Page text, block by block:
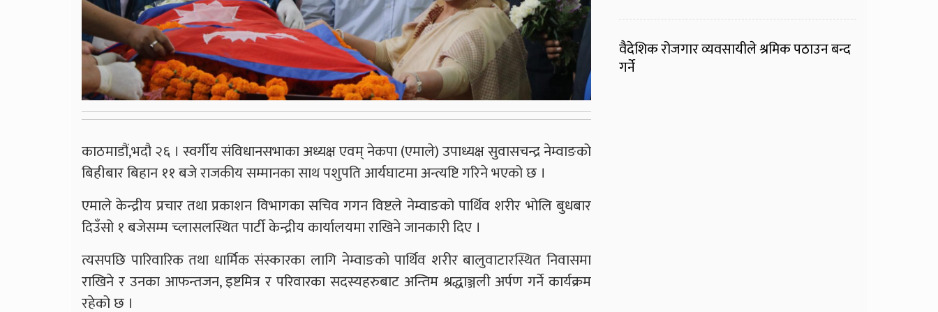
काठमाडौं,भदौ २६ । स्वर्गीय संविधानसभाका अध्यक्ष एवम् नेकपा (एमाले) उपाध्यक्ष सुवासचन्द्र नेम्वाङको
बिहीबार बिहान ११ बजे राजकीय सम्मानका साथ पशुपति आर्यघाटमा अन्त्यष्टि गरिने भएको छ ।
एमाले केन्द्रीय प्रचार तथा प्रकाशन विभागका सचिव गगन विष्टले नेम्वाङको पार्थिव शरीर भोलि बुधबार
दिउँसो १ बजेसम्म च्लासलस्थित पार्टी केन्द्रीय कार्यालयमा राखिने जानकारी दिए ।
त्यसपछि पारिवारिक तथा धार्मिक संस्कारका लागि नेम्वाङको पार्थिव शरीर बालुवाटारस्थित निवासमा
राखिने र उनका आफन्तजन, इष्टमित्र र परिवारका सदस्यहरुबाट अन्तिम श्रद्धाञ्जली अर्पण गर्ने कार्यक्रम
रहेको छ ।
वैदेशिक रोजगार व्यवसायीले श्रमिक पठाउन बन्द
गर्ने